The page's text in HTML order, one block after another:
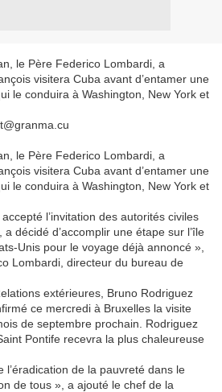
le Père Federico Lombardi, a
visitera Cuba avant d’entamer une
le conduira à Washington, New York et
le Père Federico Lombardi, a
visitera Cuba avant d’entamer une
le conduira à Washington, New York et
l’invitation des autorités civiles
décidé d’accomplir une étape sur l’île
Unis pour le voyage déjà annoncé »,
Lombardi, directeur du bureau de
extérieures, Bruno Rodriguez
ce mercredi à Bruxelles la visite
de septembre prochain. Rodriguez
Pontife recevra la plus chaleureuse
l’éradication de la pauvreté dans le
de tous », a ajouté le chef de la